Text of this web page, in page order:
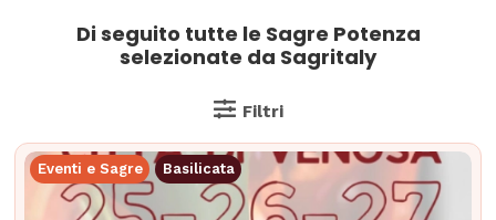
Di seguito tutte le Sagre Potenza
selezionate da Sagritaly
Filtri
Eventi e Sagre Basilicata